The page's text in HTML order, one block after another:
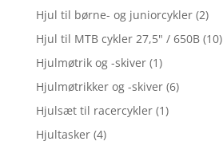
Hjul til børne- og juniorcykler (2)
Hjul til MTB cykler 27,5" / 650B (10)
Hjulmøtrik og -skiver (1)
Hjulmøtrikker og -skiver (6)
Hjulsæt til racercykler (1)
Hjultasker (4)